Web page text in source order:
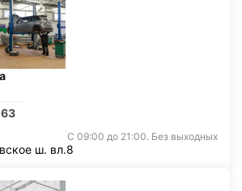
С 09:00 до 21:00. Без выходных
ш. вл.8